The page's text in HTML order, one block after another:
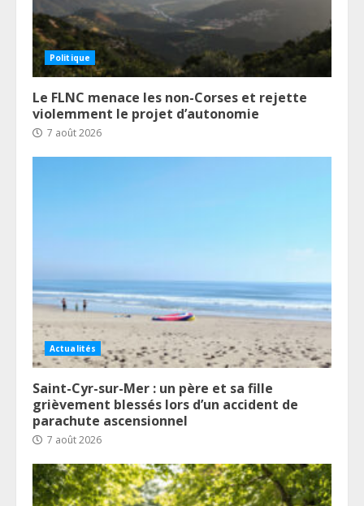
Politique
Le FLNC menace les non-Corses et rejette
violemment le projet d’autonomie
7 août 2026
Actualités
Saint-Cyr-sur-Mer : un père et sa fille
grièvement blessés lors d’un accident de
parachute ascensionnel
7 août 2026